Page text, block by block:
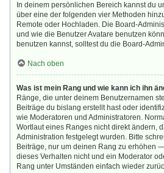
In deinem persönlichen Bereich kannst du
über eine der folgenden vier Methoden
Remote oder Hochladen. Die Board-
und wie die Benutzer Avatare benutzen
benutzen kannst, solltest du die Board-
Nach oben
Was ist mein Rang und wie kann ich ihn
Ränge, die unter deinem Benutzernamen
Beiträge du bislang erstellt hast oder
wie Moderatoren und Administratoren.
Wortlaut eines Ranges nicht direkt ändern,
Administration festgelegt wurden. Bitte
Beiträge, nur um deinen Rang zu erhöhen
dieses Verhalten nicht und ein Moderator
Rang unter Umständen einfach wieder